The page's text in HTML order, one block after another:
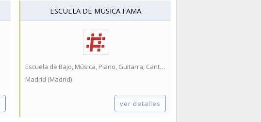
ESCUELA DE MUSICA FAMA
Escuela de Bajo, Música, Piano, Guitarra, Canto, Violín...
Madrid (Madrid)
ver detalles